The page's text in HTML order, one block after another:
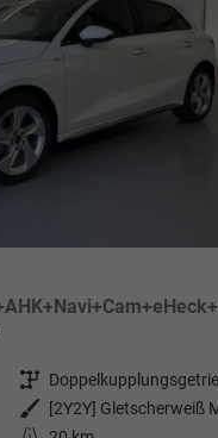
Getriebe
Außenfarbe